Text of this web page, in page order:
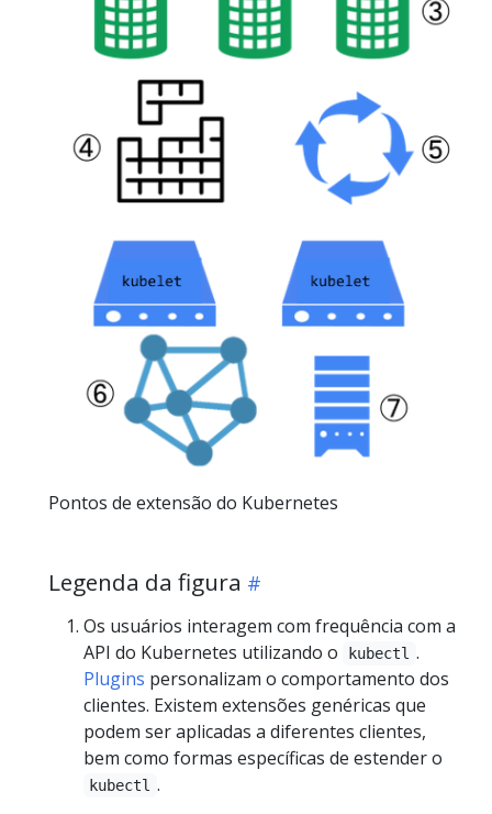
Pontos de extensão do Kubernetes
Legenda da figura
Os usuários interagem com frequência com a
API do Kubernetes utilizando o
kubectl .
Plugins personalizam o comportamento dos
clientes. Existem extensões genéricas que
podem ser aplicadas a diferentes clientes,
bem como formas específicas de estender o
kubectl .